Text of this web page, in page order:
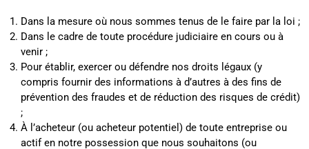
Dans la mesure où nous sommes tenus de le faire par la loi ;
Dans le cadre de toute procédure judiciaire en cours ou à
venir ;
Pour établir, exercer ou défendre nos droits légaux (y
compris fournir des informations à d’autres à des fins de
prévention des fraudes et de réduction des risques de crédit)
;
À l’acheteur (ou acheteur potentiel) de toute entreprise ou
actif en notre possession que nous souhaitons (ou